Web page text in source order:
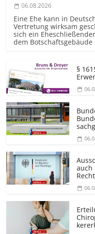
06.08.2026
Eine Ehe kann in
Vertretung wirksam
sich ein
dem
§
auch